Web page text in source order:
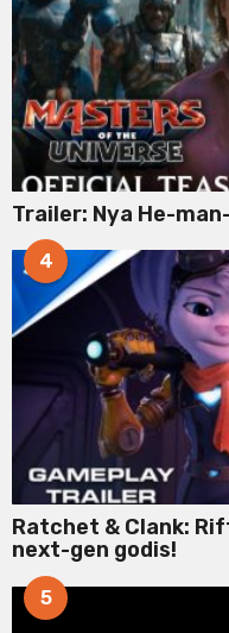
Trailer: Nya He-
4
Ratchet & Clank:
next-gen godis!
5